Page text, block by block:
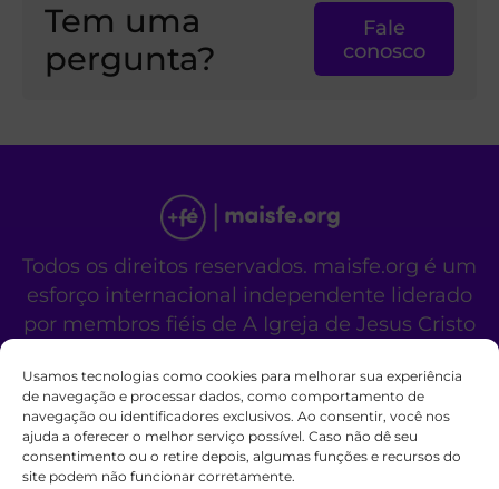
Usamos tecnologias como cookies para melhorar sua experiência
de navegação e processar dados, como comportamento de
navegação ou identificadores exclusivos. Ao consentir, você nos
ajuda a oferecer o melhor serviço possível. Caso não dê seu
consentimento ou o retire depois, algumas funções e recursos do
site podem não funcionar corretamente.
Tem uma
pergunta?
Fale
conosco
Todos os direitos reservados. maisfe.org é um
esforço internacional independente liderado
por membros fiéis de A Igreja de Jesus Cristo
Este site não é um site oficial da organização
religiosa mencionada acima.
Fale Conosco Políticas de Cookies